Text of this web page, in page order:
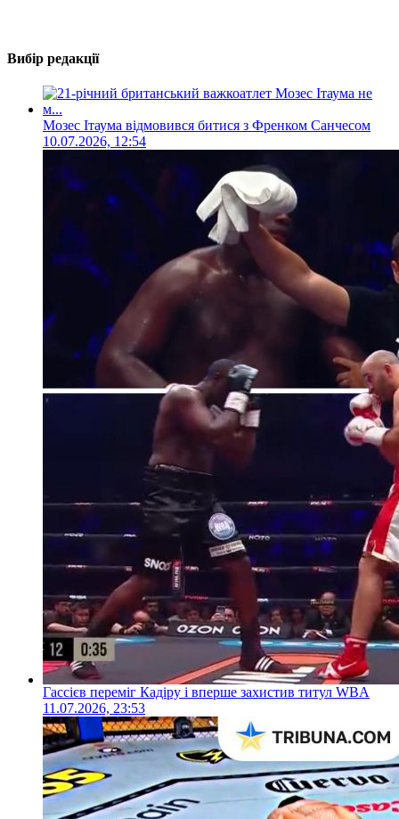
Вибір редакції
Мозес Ітаума відмовився битися з Френком Санчесом
10.07.2026, 12:54
Гассієв переміг Кадіру і вперше захистив титул WBA
11.07.2026, 23:53